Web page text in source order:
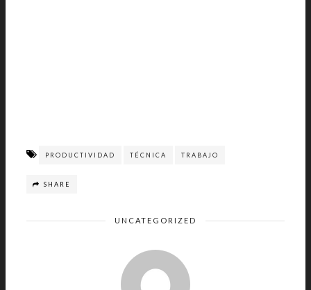
PRODUCTIVIDAD TÉCNICA TRABAJO
SHARE
UNCATEGORIZED